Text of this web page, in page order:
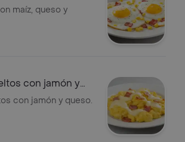
maíz, queso y
con jamón y
con jamón y queso.